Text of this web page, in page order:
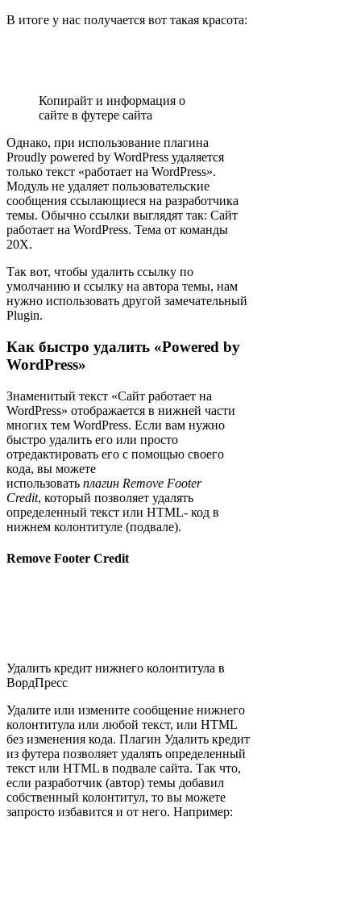
В итоге у нас получается вот такая красота:
Копирайт и информация о
сайте в футере сайта
Однако, при использование плагина
Proudly powered by WordPress удаляется
только текст «работает на WordPress».
Модуль не удаляет пользовательские
сообщения ссылающиеся на разработчика
темы. Обычно ссылки выглядят так: Сайт
работает на WordPress. Тема от команды
20X.
Так вот, чтобы удалить ссылку по
умолчанию и ссылку на автора темы, нам
нужно использовать другой замечательный
Plugin.
Как быстро удалить «Powered by
WordPress»
Знаменитый текст «Сайт работает на
WordPress» отображается в нижней части
многих тем WordPress. Если вам нужно
быстро удалить его или просто
отредактировать его с помощью своего
кода, вы можете
использовать плагин Remove Footer
Credit, который позволяет удалять
определенный текст или HTML- код в
нижнем колонтитуле (подвале).
Remove Footer Credit
Удалить кредит нижнего колонтитула в
ВордПресс
Удалите или измените сообщение нижнего
колонтитула или любой текст, или HTML
без изменения кода. Плагин Удалить кредит
из футера позволяет удалять определенный
текст или HTML в подвале сайта. Так что,
если разработчик (автор) темы добавил
собственный колонтитул, то вы можете
запросто избавится и от него. Например: